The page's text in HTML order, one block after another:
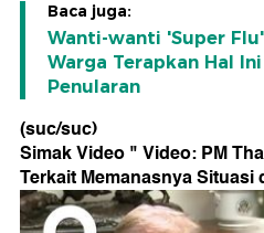
Baca juga:
Wanti-wanti 'Super
Warga Terapkan Hal
Penularan
(suc/suc)
Simak Video "Video: PM
Terkait Memanasnya